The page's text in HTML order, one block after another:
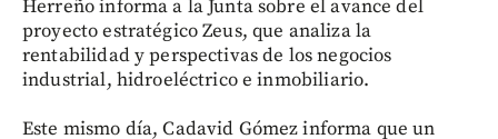
Herreño informa a la Junta sobre el avance del
proyecto estratégico Zeus, que analiza la
rentabilidad y perspectivas de los negocios
industrial, hidroeléctrico e inmobiliario.
Este mismo día, Cadavid Gómez informa que un